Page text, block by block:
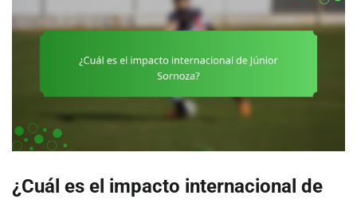
¿Cuál es el impacto internacional de